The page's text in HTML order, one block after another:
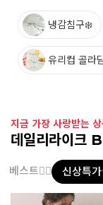
냉감침구❄️
유리컵 골라
지금 가장 사랑받는
데일리라이크
베스트👍🏻 신상특가